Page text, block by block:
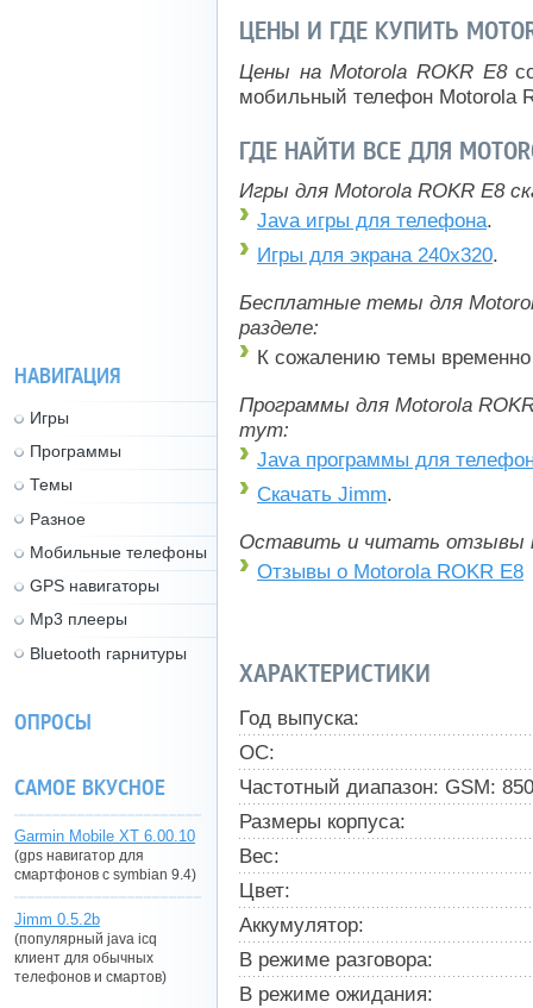
ЦЕНЫ И ГДЕ КУПИТЬ
Цены на Motorola ROKR E8
мобильный телефон Motorola
ГДЕ НАЙТИ ВСЕ ДЛЯ
Игры для Motorola ROKR E8
Java игры для телефона.
Игры для экрана 240x320.
Бесплатные темы для
разделе:
К сожалению темы
Программы для Motorola
тут:
Java программы для
Скачать Jimm.
Оставить и читать отзывы
Отзывы о Motorola ROKR E8
ХАРАКТЕРИСТИКИ
Год выпуска:
ОС:
Частотный диапазон: GSM:
Размеры корпуса:
Вес:
Цвет:
Аккумулятор:
В режиме разговора:
В режиме ожидания:
НАВИГАЦИЯ
Игры
Программы
Темы
Разное
Мобильные телефоны
GPS навигаторы
Mp3 плееры
Bluetooth гарнитуры
ОПРОСЫ
САМОЕ ВКУСНОЕ
Garmin Mobile XT 6.00.10
(gps навигатор для
смартфонов с symbian 9.4)
Jimm 0.5.2b
(популярный java icq
клиент для обычных
телефонов и смартов)